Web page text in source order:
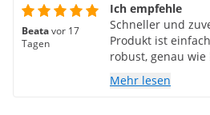
Beatavor 17
Tagen
Ich empfehle
Schneller und
Produkt ist
robust, genau
alles erhalten,
empfehle den Kauf.
Mehr lesen